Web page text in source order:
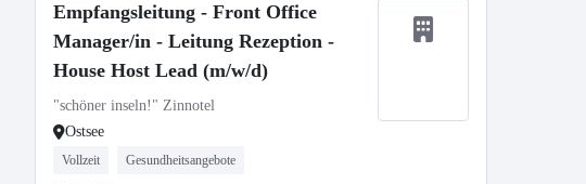
Empfangsleitung - Front Office
Manager/in - Leitung Rezeption -
House Host Lead (m/w/d)
"schöner inseln!" Zinnotel
Ostsee
Vollzeit Gesundheitsangebote